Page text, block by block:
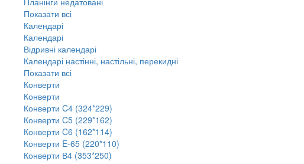
Показати всі
Календарі
Календарі
Відривні календарі
Календарі настінні, настільні, перекидні
Показати всі
Конверти
Конверти
Конверти C4 (324*229)
Конверти C5 (229*162)
Конверти C6 (162*114)
Конверти E-65 (220*110)
Конверти В4 (353*250)